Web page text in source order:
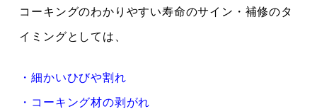
コーキングのわかりやすい寿命のサイン・補修のタ
イミングとしては、
・細かいひびや割れ
・コーキング材の剥がれ